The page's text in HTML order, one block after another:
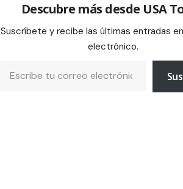
Descubre más desde USA
Suscríbete y recibe las últimas entradas
electrónico.